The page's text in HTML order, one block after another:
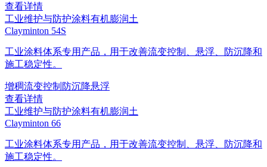
查看详情
工业维护与防护涂料有机膨润土
Clayminton 54S
工业涂料体系专用产品，用于改善流变控制、悬浮、防沉降和
施工稳定性。
增稠流变控制 防沉降悬浮
查看详情
工业维护与防护涂料有机膨润土
Clayminton 66
工业涂料体系专用产品，用于改善流变控制、悬浮、防沉降和
施工稳定性。